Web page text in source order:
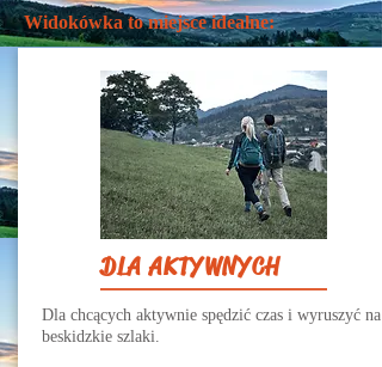
Widokówka to miejsce idealne:
DLA AKTYWNYCH
Dla chcących aktywnie spędzić czas i wyruszyć na
beskidzkie szlaki.